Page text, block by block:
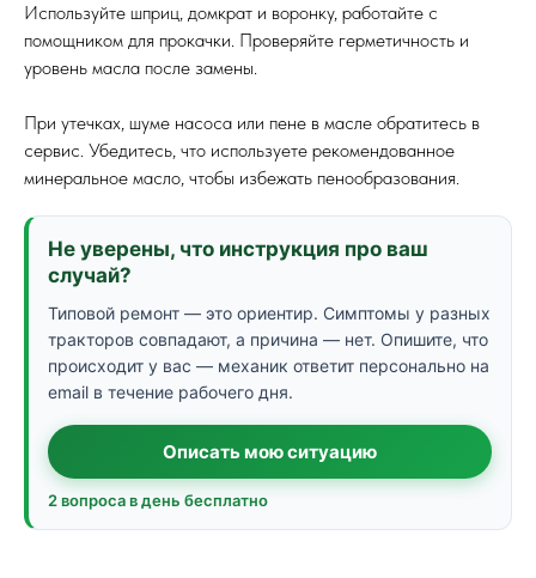
Используйте шприц, домкрат и воронку, работайте с
помощником для прокачки. Проверяйте герметичность и
уровень масла после замены.
При утечках, шуме насоса или пене в масле обратитесь в
сервис. Убедитесь, что используете рекомендованное
минеральное масло, чтобы избежать пенообразования.
Не уверены, что инструкция про ваш
случай?
Типовой ремонт — это ориентир. Симптомы у разных
тракторов совпадают, а причина — нет. Опишите, что
происходит у вас — механик ответит персонально на
email в течение рабочего дня.
Описать мою ситуацию
2 вопроса в день бесплатно